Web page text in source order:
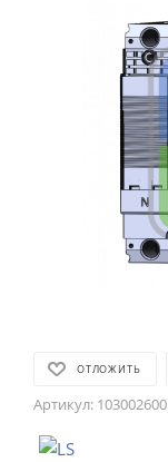
ОТЛОЖИТЬ
Артикул: 103002600